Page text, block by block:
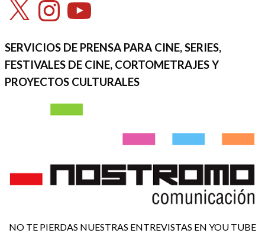
SERVICIOS DE PRENSA PARA CINE, SERIES,
FESTIVALES DE CINE, CORTOMETRAJES Y
PROYECTOS CULTURALES
NO TE PIERDAS NUESTRAS ENTREVISTAS EN YOU TUBE